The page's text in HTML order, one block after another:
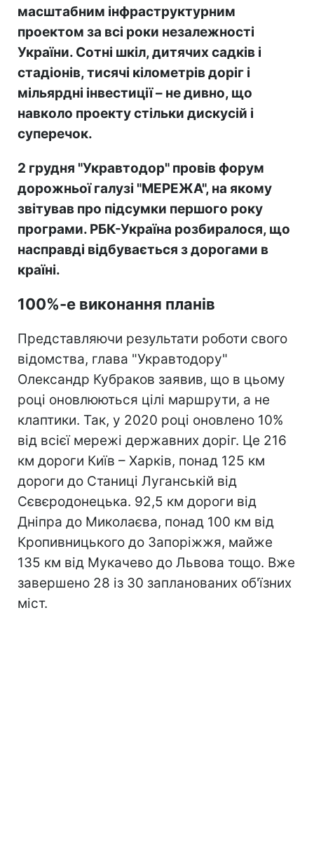
масштабним інфраструктурним
проектом за всі роки незалежності
України. Сотні шкіл, дитячих садків і
стадіонів, тисячі кілометрів доріг і
мільярдні інвестиції – не дивно, що
навколо проекту стільки дискусій і
суперечок.
2 грудня "Укравтодор" провів форум
дорожньої галузі "МЕРЕЖА", на якому
звітував про підсумки першого року
програми. РБК-Україна розбиралося, що
насправді відбувається з дорогами в
країні.
100%-е виконання планів
Представляючи результати роботи свого
відомства, глава "Укравтодору"
Олександр Кубраков заявив, що в цьому
році оновлюються цілі маршрути, а не
клаптики. Так, у 2020 році оновлено 10%
від всієї мережі державних доріг. Це 216
км дороги Київ – Харків, понад 125 км
дороги до Станиці Луганській від
Сєвєродонецька. 92,5 км дороги від
Дніпра до Миколаєва, понад 100 км від
Кропивницького до Запоріжжя, майже
135 км від Мукачево до Львова тощо. Вже
завершено 28 із 30 запланованих об'їзних
міст.